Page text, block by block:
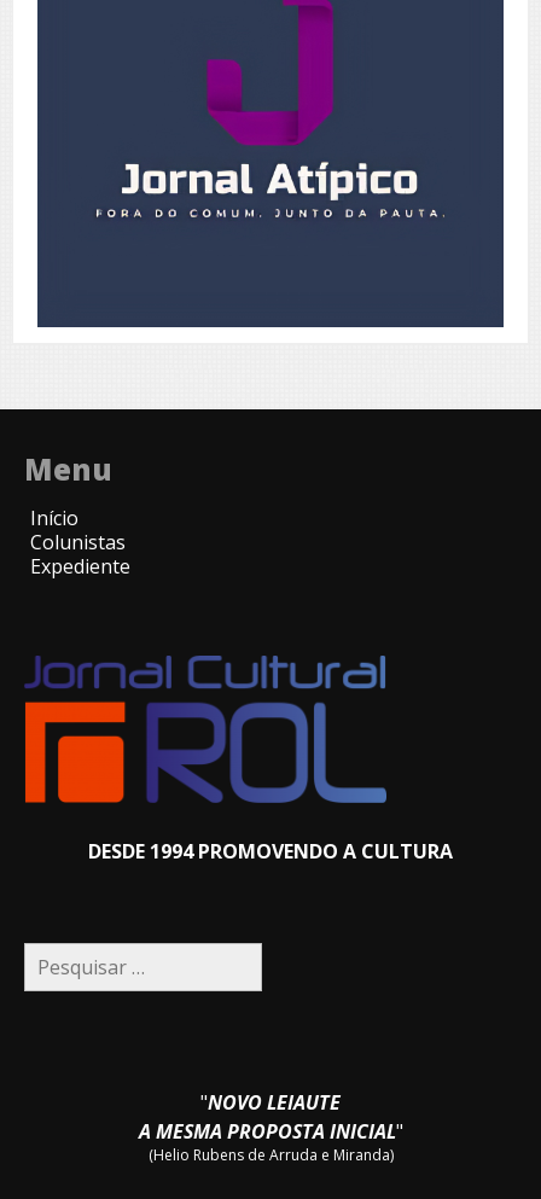
Menu
Início
Colunistas
Expediente
DESDE 1994 PROMOVENDO A CULTURA
Pesquisar
por:
"NOVO LEIAUTE
A MESMA PROPOSTA INICIAL"
(Helio Rubens de Arruda e Miranda)